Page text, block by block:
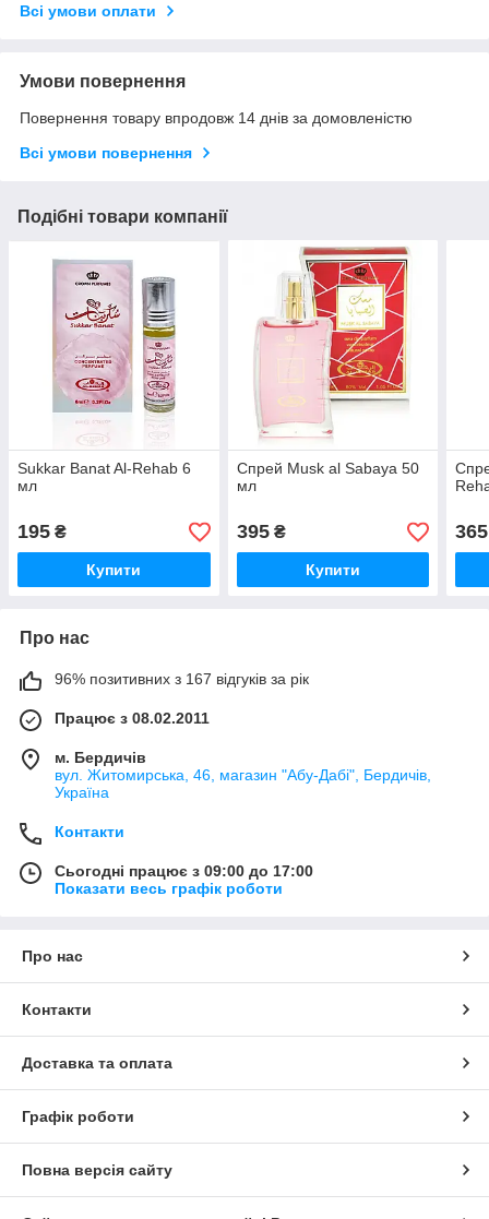
Всі умови оплати
Умови повернення
Повернення товару впродовж 14 днів за домовленістю
Всі умови повернення
Подібні товари компанії
Sukkar Banat Al-Rehab 6
мл
195 ₴
Купити
Спрей Musk al Sabaya 50
мл
395₴
Купити
365
Про нас
96% позитивних з 167 відгуків за рік
Працює з 08.02.2011
м. Бердичів
вул. Житомирська, 46, магазин "Абу-Дабі", Бердичів,
Україна
Контакти
Сьогодні працює з 09:00 до 17:00
Показати весь графік роботи
Про нас
Контакти
Доставка та оплата
Графік роботи
Повна версія сайту